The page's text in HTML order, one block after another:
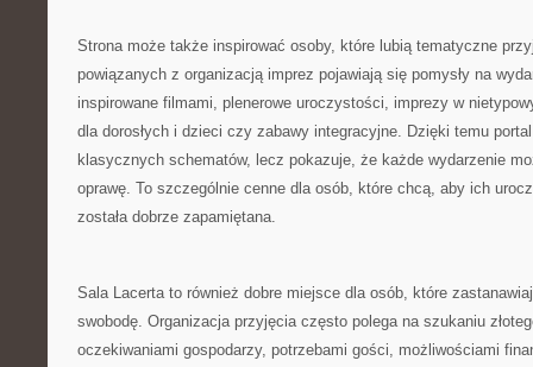
Strona może także inspirować osoby, które lubią tematyczne
powiązanych z organizacją imprez pojawiają się pomysły na
inspirowane filmami, plenerowe uroczystości, imprezy w
dla dorosłych i dzieci czy zabawy integracyjne. Dzięki temu
klasycznych schematów, lecz pokazuje, że każde wydarzenie
oprawę. To szczególnie cenne dla osób, które chcą, aby ich
została dobrze zapamiętana.
Sala Lacerta to również dobre miejsce dla osób, które
swobodę. Organizacja przyjęcia często polega na szukaniu
oczekiwaniami gospodarzy, potrzebami gości, możliwościami